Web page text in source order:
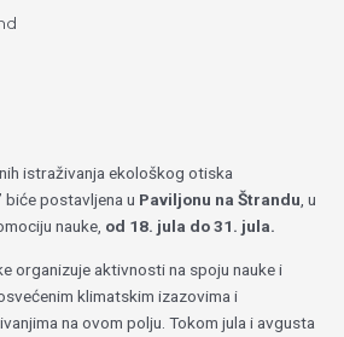
istraživanja ekološkog otiska
biće postavljena u Paviljonu na Štrandu , u
nauke, od 18. jula do 31. jula.
organizuje aktivnosti na spoju nauke i
klimatskim izazovima i
na ovom polju. Tokom jula i avgusta